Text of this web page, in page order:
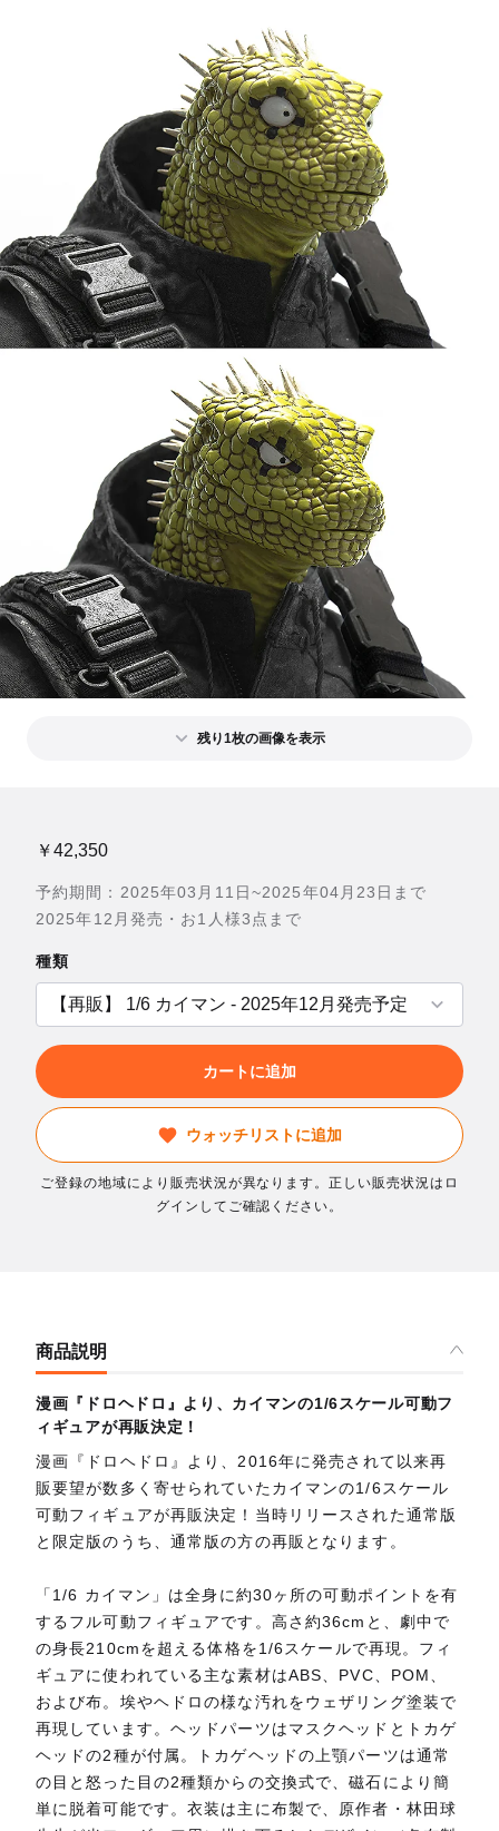
残り1枚の画像を表示
￥42,350
予約期間：2025年03月11日~2025年04月23日まで
2025年12月発売・お1人様3点まで
種類
カートに追加
ウォッチリストに追加
ご登録の地域により販売状況が異なります。正しい販売状況はロ
グインしてご確認ください。
商品説明
漫画『ドロヘドロ』より、カイマンの1/6スケール可動フ
ィギュアが再販決定！
漫画『ドロヘドロ』より、2016年に発売されて以来再
販要望が数多く寄せられていたカイマンの1/6スケール
可動フィギュアが再販決定！当時リリースされた通常版
と限定版のうち、通常版の方の再販となります。
「1/6 カイマン」は全身に約30ヶ所の可動ポイントを有
するフル可動フィギュアです。高さ約36cmと、劇中で
の身長210cmを超える体格を1/6スケールで再現。フィ
ギュアに使われている主な素材はABS、PVC、POM、
および布。埃やヘドロの様な汚れをウェザリング塗装で
再現しています。ヘッドパーツはマスクヘッドとトカゲ
ヘッドの2種が付属。トカゲヘッドの上顎パーツは通常
の目と怒った目の2種類からの交換式で、磁石により簡
単に脱着可能です。衣装は主に布製で、原作者・林田球